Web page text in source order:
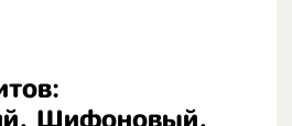
Шифоновый,